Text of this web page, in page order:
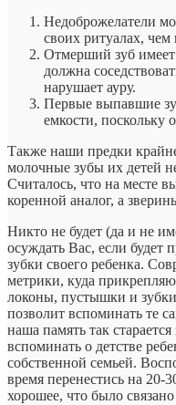
Недоброжелатели
своих ритуалах, чем
Отмерший зуб имеет
должна
нарушает ауру.
Первые выпавшие
емкости, поскольку
Также наши предки
молочные зубы их детей
Считалось, что на месте
коренной аналог, а
Никто не будет (да и не
осуждать Вас, если будет
зубки своего ребенка.
метрики, куда
локоны, пустышки и
позволит вспоминать те
наша память так
вспоминать о детстве
собственной семьей.
время перенестись на 20-
хорошее, что было